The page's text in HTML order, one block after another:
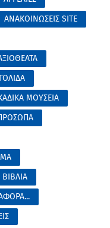
ΑΝΑΚΟΙΝΩΣΕΙΣ SITE
ΜΟΥΣΕΙΑ
ΒΙΒΛΙΑ